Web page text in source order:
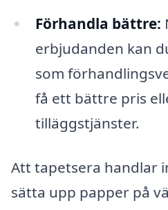
Förhandla bättre:
erbjudanden kan
som
få ett bättre pris
tilläggstjänster.
Att tapetsera handlar
sätta upp papper på